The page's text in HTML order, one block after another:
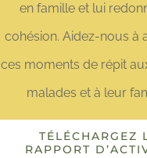
en famille et lui
cohésion. Aidez-nous à
ces moments de répit
malades et à leur
TÉLÉCHARGEZ
RAPPORT